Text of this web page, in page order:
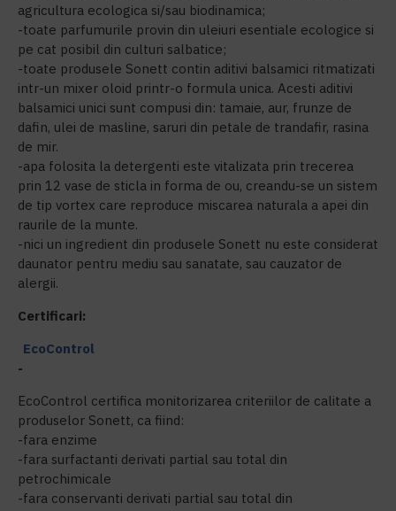
agricultura ecologica si/sau biodinamica;
-toate parfumurile provin din uleiuri esentiale ecologice si
pe cat posibil din culturi salbatice;
-toate produsele Sonett contin aditivi balsamici ritmatizati
intr-un mixer oloid printr-o formula unica. Acesti aditivi
balsamici unici sunt compusi din: tamaie, aur, frunze de
dafin, ulei de masline, saruri din petale de trandafir, rasina
de mir.
-apa folosita la detergenti este vitalizata prin trecerea
prin 12 vase de sticla in forma de ou, creandu-se un sistem
de tip vortex care reproduce miscarea naturala a apei din
raurile de la munte.
-nici un ingredient din produsele Sonett nu este considerat
daunator pentru mediu sau sanatate, sau cauzator de
alergii.
Certificari:
-
EcoControl
EcoControl certifica monitorizarea criteriilor de calitate a
produselor Sonett, ca fiind:
-fara enzime
-fara surfactanti derivati partial sau total din
petrochimicale
-fara conservanti derivati partial sau total din